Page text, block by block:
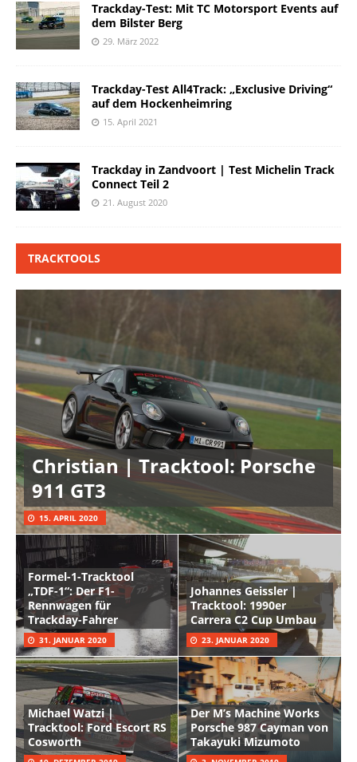
Trackday-Test: Mit TC Motorsport Events auf
dem Bilster Berg
29. März 2022
Trackday-Test All4Track: „Exclusive Driving“
auf dem Hockenheimring
15. April 2021
Trackday in Zandvoort | Test Michelin Track
Connect Teil 2
21. August 2020
TRACKTOOLS
Christian | Tracktool: Porsche
911 GT3
15. APRIL 2020
Formel-1-Tracktool
„TDF-1“: Der F1-
Rennwagen für
Trackday-Fahrer
31. JANUAR 2020
Johannes Geissler |
Tracktool: 1990er
Carrera C2 Cup Umbau
23. JANUAR 2020
Michael Watzi |
Tracktool: Ford Escort RS
Cosworth
Der M’s Machine Works
Porsche 987 Cayman von
Takayuki Mizumoto